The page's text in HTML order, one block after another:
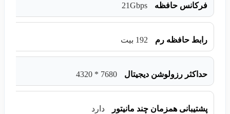
فرکانس حافظه 21Gbps
رابط حافظه رم 192 بیت
حداکثر رزولوشن دیجیتال 7680 * 4320
پشتیبانی همزمان چند مانیتور دارد